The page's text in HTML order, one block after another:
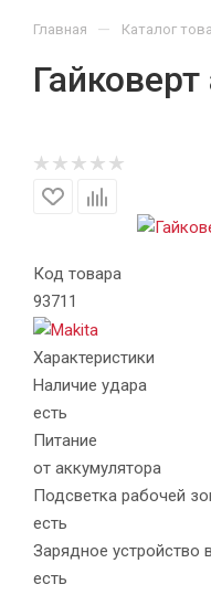
Главная — Каталог
Код товара
93711
Характеристики
Наличие удара
есть
Питание
от аккумулятора
Подсветка рабочей
есть
Зарядное устройство
есть